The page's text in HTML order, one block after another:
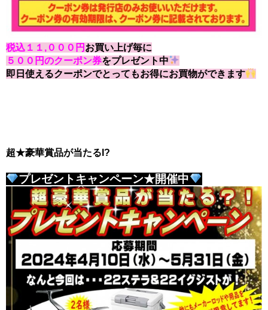
税込１１,０００円 お買い上げ毎に
５００円のクーポン券をプレゼント中
即日使えるクーポンでとってもお得にお買物ができます
超★豪華賞品が当たるI?
プレゼントキャンペーン★開催中